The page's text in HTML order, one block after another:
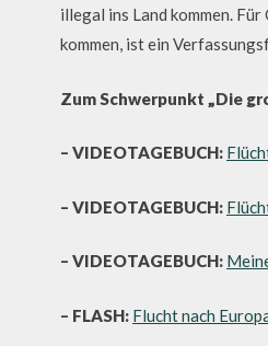
illegal ins Land kommen.
kommen, ist ein
Zum Schwerpunkt „Die
– VIDEOTAGEBUCH:
– VIDEOTAGEBUCH:
– VIDEOTAGEBUCH:
– FLASH: Flucht nach